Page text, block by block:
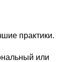
практики.
или